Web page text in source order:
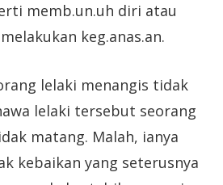
memb.un.uh diri atau
keg.anas.an.
lelaki menangis tidak
lelaki tersebut seorang
matang. Malah, ianya
kebaikan yang seterusnya